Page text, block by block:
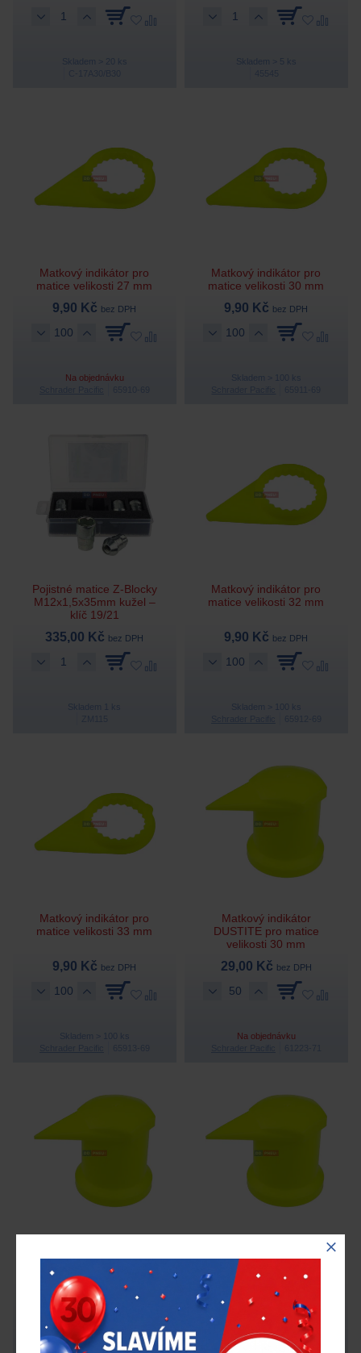
Skladem > 20 ks Skladem > 5 ks
Matkový indikátor pro
matice velikosti 27 mm
9,90 Kč bez DPH
Na objednávku
Matkový indikátor pro
matice velikosti 30 mm
9,90 Kč bez DPH
Skladem > 100 ks
Pojistné matice Z-Blocky
M12x1,5x35mm kužel –
klíč 19/21
335,00 Kč bez DPH
Skladem 1 ks
Matkový indikátor pro
matice velikosti 32 mm
9,90 Kč bez DPH
Skladem > 100 ks
Matkový indikátor pro
matice velikosti 33 mm
9,90 Kč bez DPH
Skladem > 100 ks
Matkový indikátor
DUSTITE pro matice
velikosti 30 mm
29,00 Kč bez DPH
Na objednávku
DUSTITE pro matice
velikosti 32 mm
29,00 Kč bez DPH
DUSTITE pro matice
velikosti 33 mm
29,00 Kč bez DPH